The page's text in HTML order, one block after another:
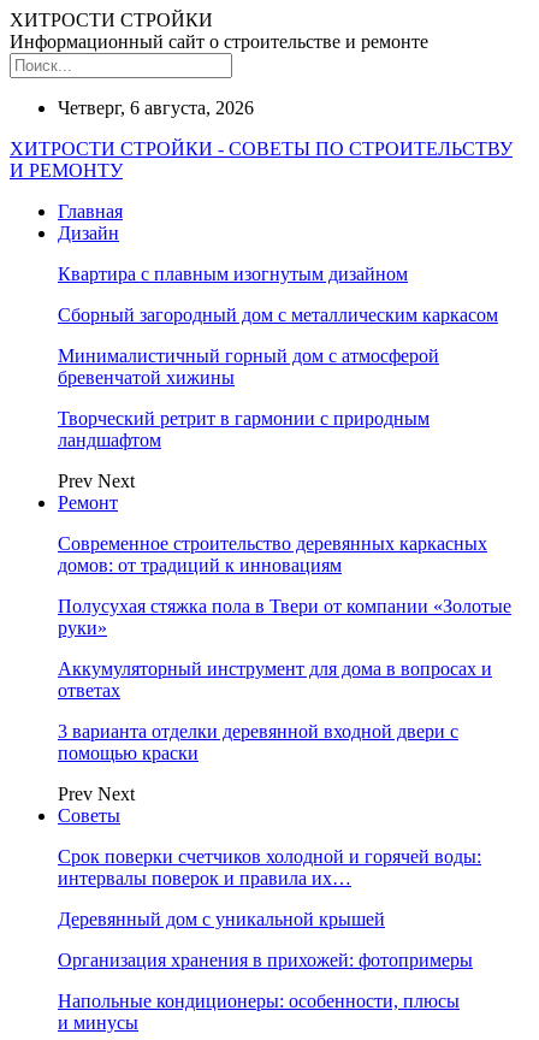
ХИТРОСТИ СТРОЙКИ
Информационный сайт о строительстве и ремонте
Четверг, 6 августа, 2026
ХИТРОСТИ СТРОЙКИ - СОВЕТЫ ПО СТРОИТЕЛЬСТВУ
И РЕМОНТУ
Главная
Дизайн
Квартира с плавным изогнутым дизайном
Сборный загородный дом с металлическим каркасом
Минималистичный горный дом с атмосферой
бревенчатой хижины
Творческий ретрит в гармонии с природным
ландшафтом
Prev Next
Ремонт
Современное строительство деревянных каркасных
домов: от традиций к инновациям
Полусухая стяжка пола в Твери от компании «Золотые
руки»
Аккумуляторный инструмент для дома в вопросах и
ответах
3 варианта отделки деревянной входной двери с
помощью краски
Prev Next
Советы
Срок поверки счетчиков холодной и горячей воды:
интервалы поверок и правила их…
Деревянный дом с уникальной крышей
Организация хранения в прихожей: фотопримеры
Напольные кондиционеры: особенности, плюсы
и минусы